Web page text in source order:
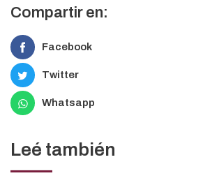
Compartir en:
Facebook
Twitter
Whatsapp
Leé también